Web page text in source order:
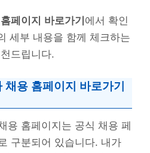
페이지 바로가기 에서 확인
세부 내용을 함께 체크하는
드립니다.
용 홈페이지 바로가기
용 홈페이지는 공식 채용 페
구분되어 있습니다. 내가